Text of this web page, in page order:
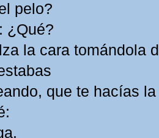
pelo?
¿Qué?
la cara tomándola
que te hacías